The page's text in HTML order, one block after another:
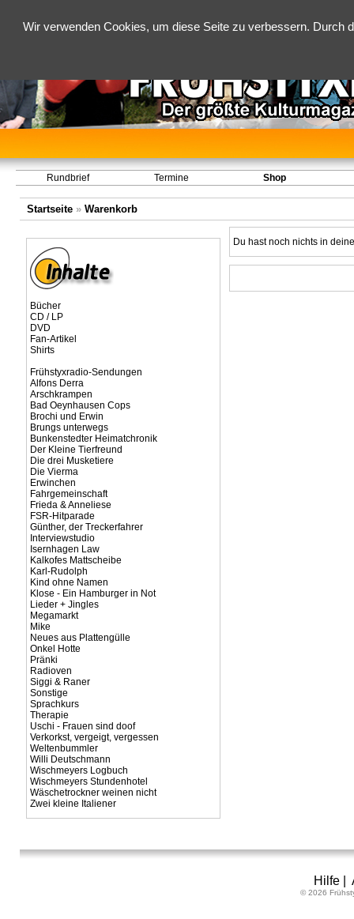
Wir verwenden Cookies, um diese Seite zu verbessern.
Rundbrief Termine Shop
Startseite» Warenkorb
Bücher
CD / LP
DVD
Fan-Artikel
Shirts
Frühstyxradio-Sendungen
Alfons Derra
Arschkrampen
Bad Oeynhausen Cops
Brochi und Erwin
Brungs unterwegs
Bunkenstedter Heimatchronik
Der Kleine Tierfreund
Die drei Musketiere
Die Vierma
Erwinchen
Fahrgemeinschaft
Frieda & Anneliese
FSR-Hitparade
Günther, der Treckerfahrer
Interviewstudio
Isernhagen Law
Kalkofes Mattscheibe
Karl-Rudolph
Kind ohne Namen
Klose - Ein Hamburger in Not
Lieder + Jingles
Megamarkt
Mike
Neues aus Plattengülle
Onkel Hotte
Pränki
Radioven
Siggi & Raner
Sonstige
Sprachkurs
Therapie
Uschi - Frauen sind doof
Verkorkst, vergeigt, vergessen
Weltenbummler
Willi Deutschmann
Wischmeyers Logbuch
Wischmeyers Stundenhotel
Wäschetrockner weinen nicht
Zwei kleine Italiener
Du hast noch nichts in
Hilfe|
© 2026